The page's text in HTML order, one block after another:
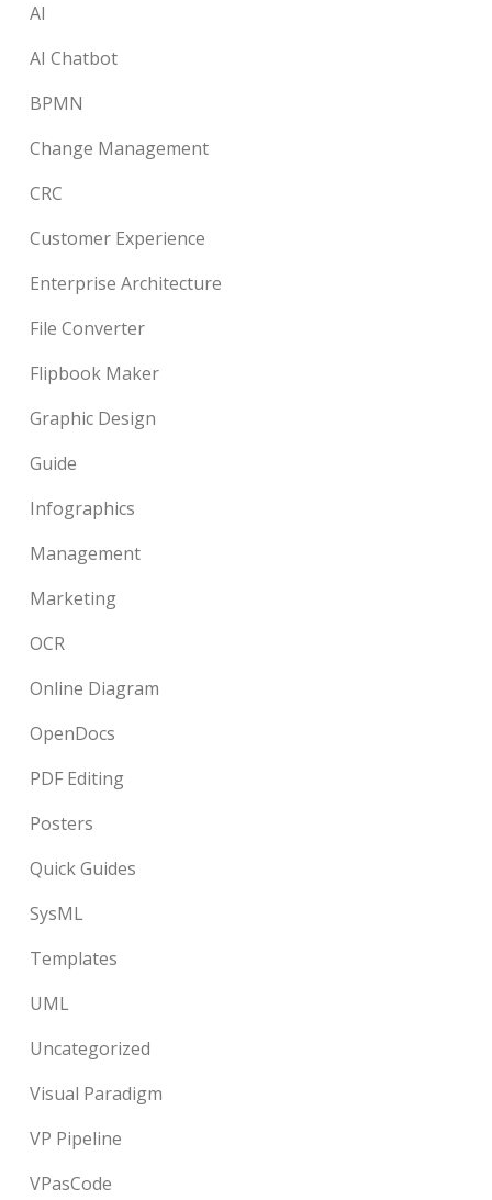
AI
AI Chatbot
BPMN
Change Management
CRC
Customer Experience
Enterprise Architecture
File Converter
Flipbook Maker
Graphic Design
Guide
Infographics
Management
Marketing
OCR
Online Diagram
OpenDocs
PDF Editing
Posters
Quick Guides
SysML
Templates
UML
Uncategorized
Visual Paradigm
VP Pipeline
VPasCode